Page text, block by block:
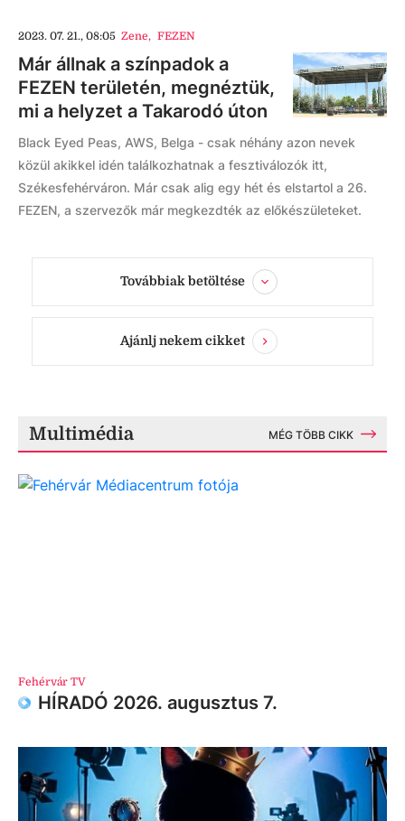
2023. 07. 21., 08:05 Zene, FEZEN
Már állnak a színpadok a
FEZEN területén, megnéztük,
mi a helyzet a Takarodó úton
Black Eyed Peas, AWS, Belga - csak néhány azon nevek
közül akikkel idén találkozhatnak a fesztiválozók itt,
Székesfehérváron. Már csak alig egy hét és elstartol a 26.
FEZEN, a szervezők már megkezdték az előkészületeket.
Továbbiak betöltése
Ajánlj nekem cikket
Multimédia MÉG TÖBB CIKK
Fehérvár TV
HÍRADÓ 2026. augusztus 7.